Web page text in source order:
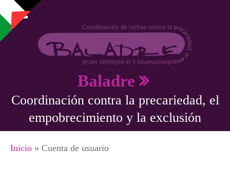
Pasar al contenido principal
Baladre
Coordinación contra la precariedad, el
empobrecimiento y la exclusión
Se encuentra usted aquí
Inicio » Cuenta de usuario